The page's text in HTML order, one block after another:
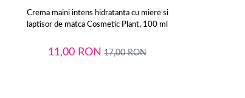
Crema maini intens hidratanta cu miere si
laptisor de matca Cosmetic Plant, 100 ml
11,00 RON 17,00RON